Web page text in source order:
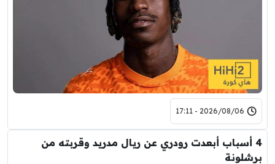
2026/08/06 - 17:11
4 أسباب أبعدت رودري عن ريال مدريد وقربته من
برشلونة